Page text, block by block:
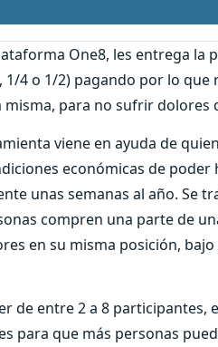
One8, les entrega la
1/4 o 1/2) pagando por lo
para no sufrir
viene en ayuda de
económicas de
unas semanas al año. Se
compren una parte de
en su misma posición,
de entre 2 a 8 participantes,
para que más personas